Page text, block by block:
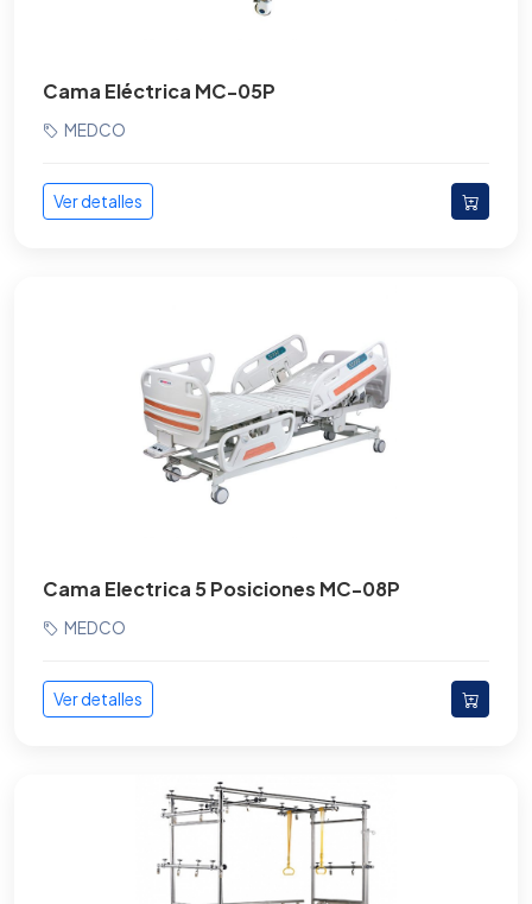
Cama Eléctrica MC-05P
MEDCO
Ver detalles
Cama Electrica 5 Posiciones MC-08P
MEDCO
Ver detalles